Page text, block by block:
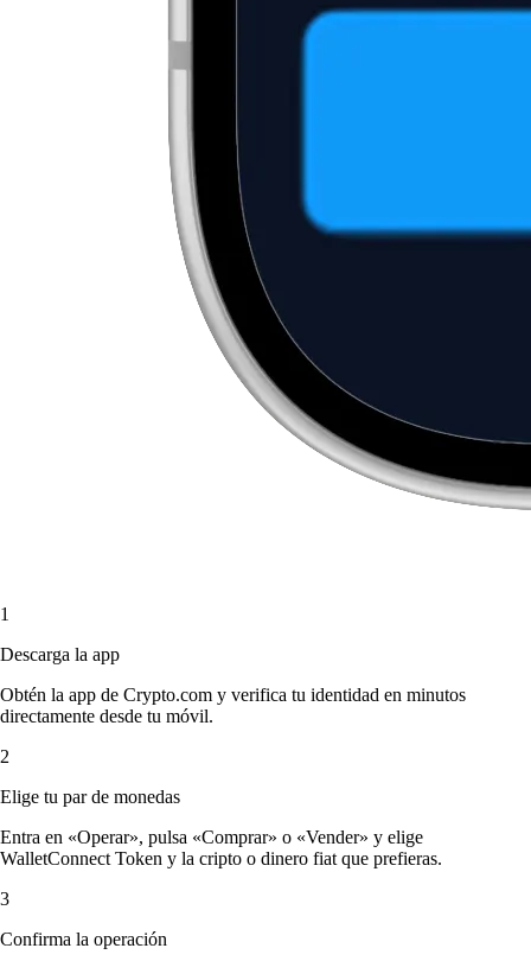
1
Descarga la app
Obtén la app de Crypto.com y verifica tu identidad en minutos
directamente desde tu móvil.
2
Elige tu par de monedas
Entra en «Operar», pulsa «Comprar» o «Vender» y elige
WalletConnect Token y la cripto o dinero fiat que prefieras.
3
Confirma la operación